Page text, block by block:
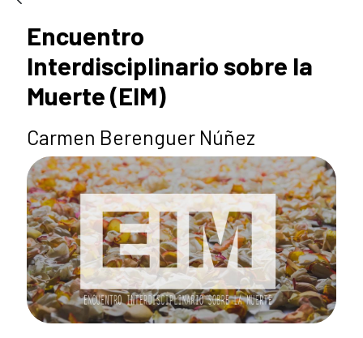
Encuentro
Interdisciplinario sobre la
Muerte (EIM)
Carmen Berenguer Núñez